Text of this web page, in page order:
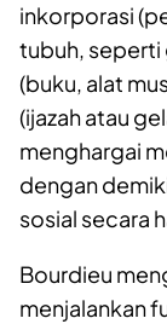
inkorporasi
tubuh, seperti
(buku, alat
(ijazah atau
menghargai
dengan
sosial secara
Bourdieu
menjalankan